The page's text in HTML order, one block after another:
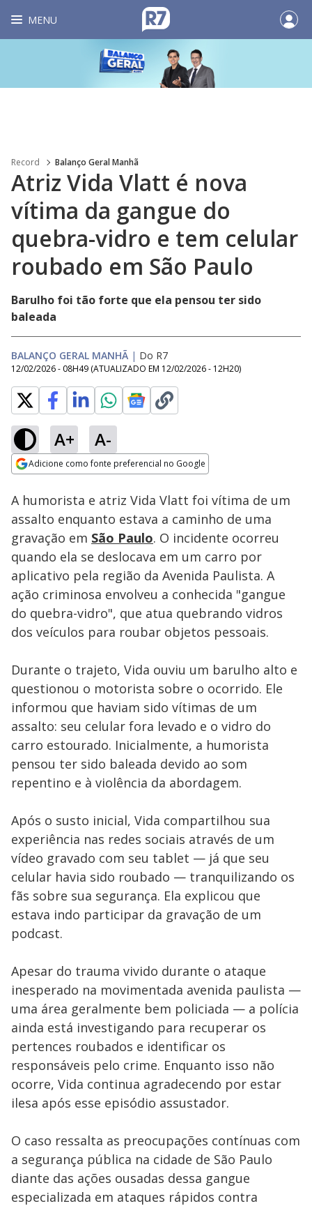
MENU
Record Balanço Geral Manhã
Atriz Vida Vlatt é nova
vítima da gangue do
quebra-vidro e tem celular
roubado em São Paulo
Barulho foi tão forte que ela pensou ter sido
baleada
BALANÇO GERAL MANHÃ | Do R7
12/02/2026 - 08H49 (ATUALIZADO EM 12/02/2026 - 12H20)
A+ A-
Adicione como fonte preferencial no Google
Ativar
Loaded
27.86%
A humorista e atriz Vida Vlatt foi vítima de um
assalto enquanto estava a caminho de uma
gravação em São Paulo. O incidente ocorreu
quando ela se deslocava em um carro por
aplicativo pela região da Avenida Paulista. A
ação criminosa envolveu a conhecida "gangue
do quebra-vidro", que atua quebrando vidros
dos veículos para roubar objetos pessoais.
Durante o trajeto, Vida ouviu um barulho alto e
questionou o motorista sobre o ocorrido. Ele
informou que haviam sido vítimas de um
assalto: seu celular fora levado e o vidro do
carro estourado. Inicialmente, a humorista
pensou ter sido baleada devido ao som
repentino e à violência da abordagem.
Após o susto inicial, Vida compartilhou sua
experiência nas redes sociais através de um
vídeo gravado com seu tablet — já que seu
celular havia sido roubado — tranquilizando os
fãs sobre sua segurança. Ela explicou que
estava indo participar da gravação de um
podcast.
Apesar do trauma vivido durante o ataque
inesperado na movimentada avenida paulista —
uma área geralmente bem policiada — a polícia
ainda está investigando para recuperar os
pertences roubados e identificar os
responsáveis pelo crime. Enquanto isso não
ocorre, Vida continua agradecendo por estar
ilesa após esse episódio assustador.
O caso ressalta as preocupações contínuas com
a segurança pública na cidade de São Paulo
diante das ações ousadas dessa gangue
especializada em ataques rápidos contra